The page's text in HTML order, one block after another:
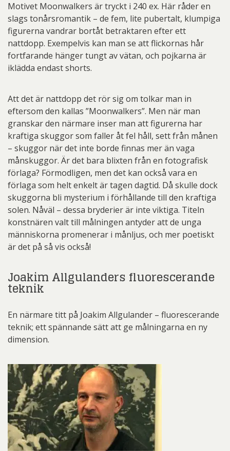
Motivet Moonwalkers är tryckt i 240 ex. Här råder en
slags tonårsromantik – de fem, lite pubertalt, klumpiga
figurerna vandrar bortåt betraktaren efter ett
nattdopp. Exempelvis kan man se att flickornas hår
fortfarande hänger tungt av vätan, och pojkarna är
iklädda endast shorts.
Att det är nattdopp det rör sig om tolkar man in
eftersom den kallas ”Moonwalkers”. Men när man
granskar den närmare inser man att figurerna har
kraftiga skuggor som faller åt fel håll, sett från månen
– skuggor när det inte borde finnas mer än vaga
månskuggor. Är det bara blixten från en fotografisk
förlaga? Förmodligen, men det kan också vara en
förlaga som helt enkelt är tagen dagtid. Då skulle dock
skuggorna bli mysterium i förhållande till den kraftiga
solen. Nåväl – dessa bryderier är inte viktiga. Titeln
konstnären valt till målningen antyder att de unga
människorna promenerar i månljus, och mer poetiskt
är det på så vis också!
Joakim Allgulanders fluorescerande
teknik
En närmare titt på Joakim Allgulander – fluorescerande
teknik; ett spännande sätt att ge målningarna en ny
dimension.